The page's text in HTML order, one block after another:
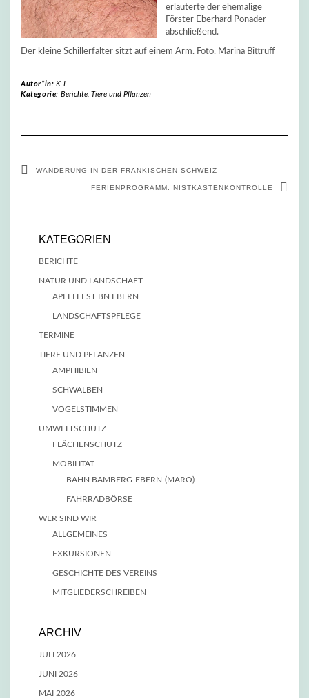
erläuterte der ehemalige
Förster Eberhard Ponader
abschließend.
Der kleine Schillerfalter sitzt auf einem Arm. Foto. Marina Bittruff
Autor*in: K L
Kategorie: Berichte, Tiere und Pflanzen
WANDERUNG IN DER FRÄNKISCHEN SCHWEIZ
FERIENPROGRAMM: NISTKASTENKONTROLLE
KATEGORIEN
BERICHTE
NATUR UND LANDSCHAFT
APFELFEST BN EBERN
LANDSCHAFTSPFLEGE
TERMINE
TIERE UND PFLANZEN
AMPHIBIEN
SCHWALBEN
VOGELSTIMMEN
UMWELTSCHUTZ
FLÄCHENSCHUTZ
MOBILITÄT
BAHN BAMBERG-EBERN-(MARO)
FAHRRADBÖRSE
WER SIND WIR
ALLGEMEINES
EXKURSIONEN
GESCHICHTE DES VEREINS
MITGLIEDERSCHREIBEN
ARCHIV
JULI 2026
JUNI 2026
MAI 2026